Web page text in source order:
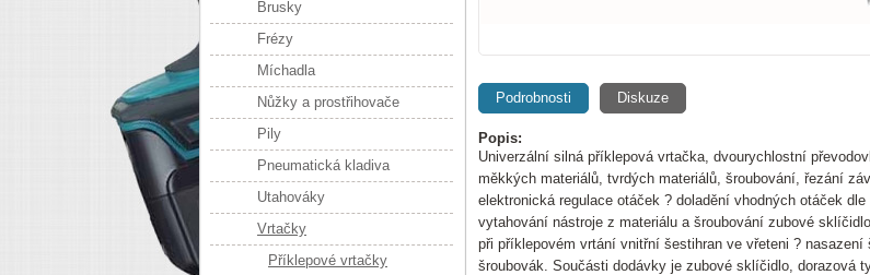
Podrobnosti Diskuze
Popis:
Univerzální silná příklepová vrtačka, dvourychlostní
měkkých materiálů, tvrdých materiálů, šroubování, řezání
elektronická regulace otáček ? doladění vhodných otáček
vytahování nástroje z materiálu a šroubování zubové
při příklepovém vrtání vnitřní šestihran ve vřeteni ?
šroubovák. Součásti dodávky je zubové sklíčidlo, dorazová
Brusky
Frézy
Míchadla
Nůžky a prostřihovače
Pily
Pneumatická kladiva
Utahováky
Vrtačky
Příklepové vrtačky